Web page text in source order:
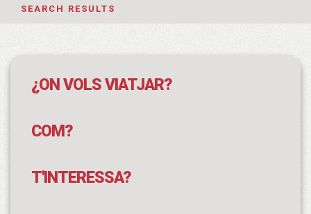
SEARCH RESULTS
¿ON VOLS VIATJAR?
COM?
T'INTERESSA?